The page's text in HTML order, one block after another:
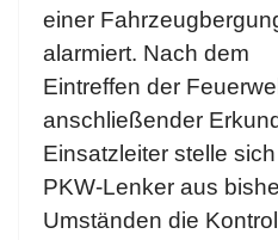
einer
alarmiert. Nach dem
Eintreffen der
anschließender
Einsatzleiter stelle
PKW-Lenker aus
Umständen die